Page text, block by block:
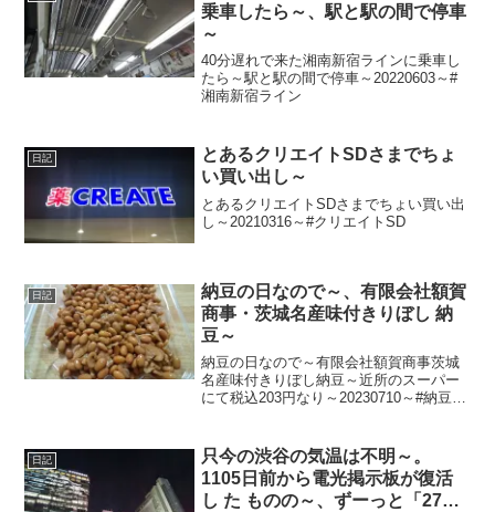
乗車したら～、駅と駅の間で停車
～
40分遅れで来た湘南新宿ラインに乗車し
たら～駅と駅の間で停車～20220603～#
湘南新宿ライン
日記
とあるクリエイトSDさまでちょ
い買い出し～
とあるクリエイトSDさまでちょい買い出
し～20210316～#クリエイトSD
日記
納豆の日なので～、有限会社額賀
商事・茨城名産味付きりぼし 納
豆～
納豆の日なので～有限会社額賀商事茨城
名産味付きりぼし納豆～近所のスーパー
にて税込203円なり～20230710～#納豆の
日記
只今の渋谷の気温は不明～。
1105日前から電光掲示板が復活
し た ものの～、ずーっと「27